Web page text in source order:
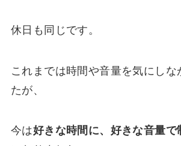
休日も同じです。
これまでは時間や音量を気にしな
たが、
今は好きな時間に、好きな音量で